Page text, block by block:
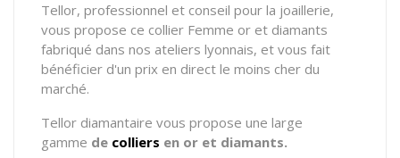
Tellor, professionnel et conseil pour la joaillerie,
vous propose ce collier Femme or et diamants
fabriqué dans nos ateliers lyonnais, et vous fait
bénéficier d'un prix en direct le moins cher du
marché.
Tellor diamantaire vous propose une large
gamme de colliers en or et diamants.